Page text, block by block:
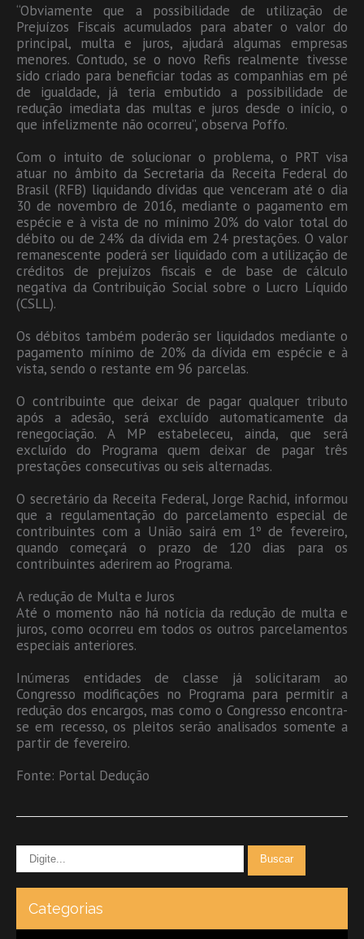
“Obviamente que a possibilidade de utilização de
Prejuízos Fiscais acumulados para abater o valor do
principal, multa e juros, ajudará algumas empresas
menores. Contudo, se o novo Refis realmente tivesse
sido criado para beneficiar todas as companhias em pé
de igualdade, já teria embutido a possibilidade de
redução imediata das multas e juros desde o início, o
que infelizmente não ocorreu”, observa Poffo.
Com o intuito de solucionar o problema, o PRT visa
atuar no âmbito da Secretaria da Receita Federal do
Brasil (RFB) liquidando dívidas que venceram até o dia
30 de novembro de 2016, mediante o pagamento em
espécie e à vista de no mínimo 20% do valor total do
débito ou de 24% da dívida em 24 prestações. O valor
remanescente poderá ser liquidado com a utilização de
créditos de prejuízos fiscais e de base de cálculo
negativa da Contribuição Social sobre o Lucro Líquido
(CSLL).
Os débitos também poderão ser liquidados mediante o
pagamento mínimo de 20% da dívida em espécie e à
vista, sendo o restante em 96 parcelas.
O contribuinte que deixar de pagar qualquer tributo
após a adesão, será excluído automaticamente da
renegociação. A MP estabeleceu, ainda, que será
excluído do Programa quem deixar de pagar três
prestações consecutivas ou seis alternadas.
O secretário da Receita Federal, Jorge Rachid, informou
que a regulamentação do parcelamento especial de
contribuintes com a União sairá em 1º de fevereiro,
quando começará o prazo de 120 dias para os
contribuintes aderirem ao Programa.
A redução de Multa e Juros
Até o momento não há notícia da redução de multa e
juros, como ocorreu em todos os outros parcelamentos
especiais anteriores.
Inúmeras entidades de classe já solicitaram ao
Congresso modificações no Programa para permitir a
redução dos encargos, mas como o Congresso encontra-
se em recesso, os pleitos serão analisados somente a
partir de fevereiro.
Fonte: Portal Dedução
Categorias